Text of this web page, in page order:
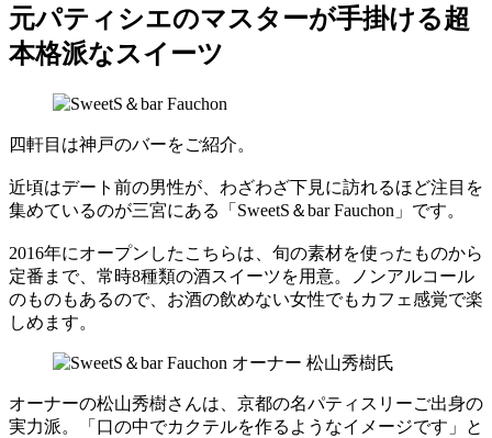
元パティシエのマスターが手掛ける超
本格派なスイーツ
四軒目は神戸のバーをご紹介。
近頃はデート前の男性が、わざわざ下見に訪れるほど注目を
集めているのが三宮にある「SweetS＆bar Fauchon」です。
2016年にオープンしたこちらは、旬の素材を使ったものから
定番まで、常時8種類の酒スイーツを用意。ノンアルコール
のものもあるので、お酒の飲めない女性でもカフェ感覚で楽
しめます。
オーナーの松山秀樹さんは、京都の名パティスリーご出身の
実力派。「口の中でカクテルを作るようなイメージです」と